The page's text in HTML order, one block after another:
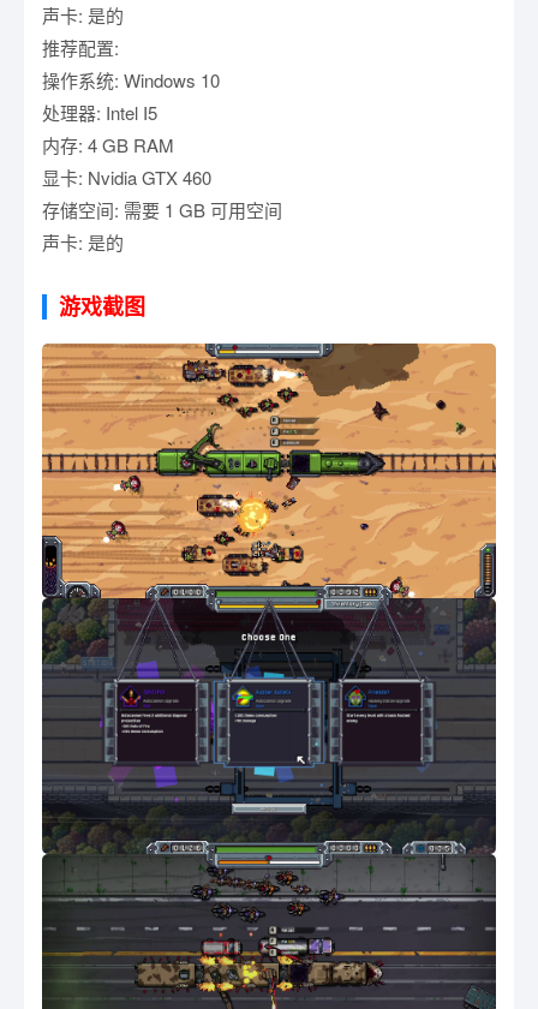
声卡: 是的
推荐配置:
操作系统: Windows 10
处理器: Intel I5
内存: 4 GB RAM
显卡: Nvidia GTX 460
存储空间: 需要 1 GB 可用空间
声卡: 是的
游戏截图